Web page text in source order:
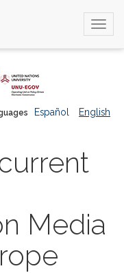
Español English
Media